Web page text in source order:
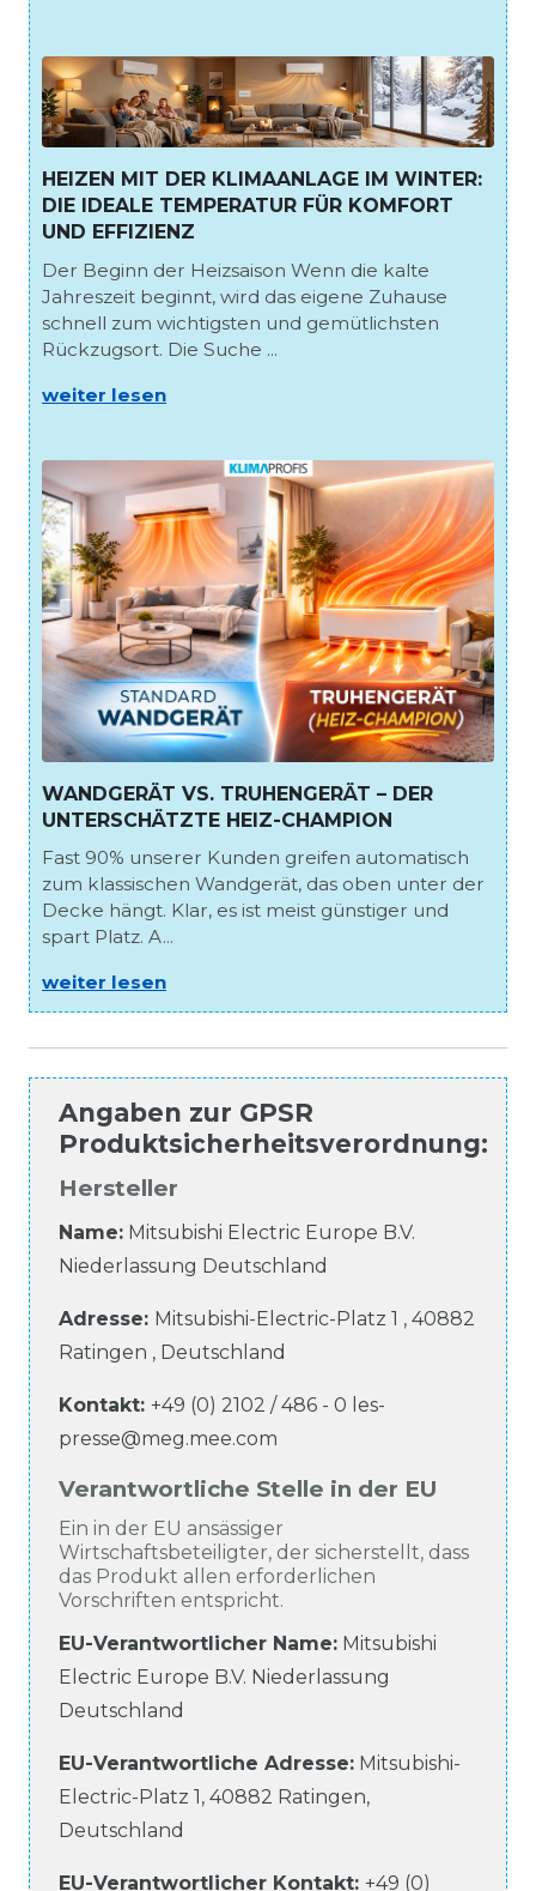
HEIZEN MIT DER KLIMAANLAGE IM WINTER:
DIE IDEALE TEMPERATUR FÜR KOMFORT
UND EFFIZIENZ
Der Beginn der Heizsaison Wenn die kalte
Jahreszeit beginnt, wird das eigene Zuhause
schnell zum wichtigsten und gemütlichsten
Rückzugsort. Die Suche ...
weiter lesen
WANDGERÄT VS. TRUHENGERÄT – DER
UNTERSCHÄTZTE HEIZ-CHAMPION
Fast 90% unserer Kunden greifen automatisch
zum klassischen Wandgerät, das oben unter der
Decke hängt. Klar, es ist meist günstiger und
spart Platz. A...
weiter lesen
Angaben zur GPSR
Produktsicherheitsverordnung:
Hersteller
Name: Mitsubishi Electric Europe B.V.
Niederlassung Deutschland
Adresse: Mitsubishi-Electric-Platz 1 , 40882
Ratingen , Deutschland
Kontakt: +49 (0) 2102 / 486 - 0 les-
presse@meg.mee.com
Verantwortliche Stelle in der EU
Ein in der EU ansässiger
Wirtschaftsbeteiligter, der sicherstellt, dass
das Produkt allen erforderlichen
Vorschriften entspricht.
EU-Verantwortlicher Name: Mitsubishi
Electric Europe B.V. Niederlassung
Deutschland
EU-Verantwortliche Adresse: Mitsubishi-
Electric-Platz 1, 40882 Ratingen,
Deutschland
EU-Verantwortlicher Kontakt: +49 (0)